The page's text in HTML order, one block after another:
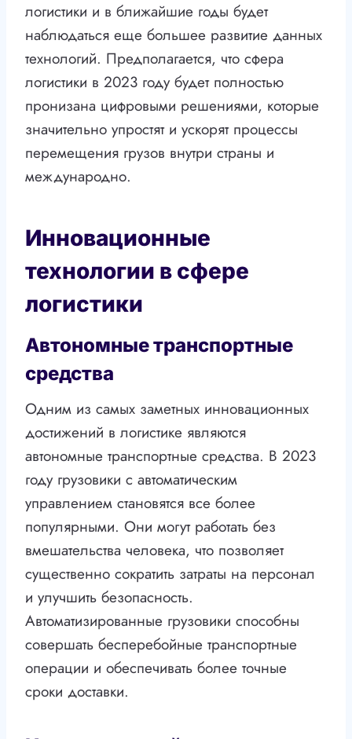
логистики и в ближайшие годы будет
наблюдаться еще большее развитие данных
технологий. Предполагается, что сфера
логистики в 2023 году будет полностью
пронизана цифровыми решениями, которые
значительно упростят и ускорят процессы
перемещения грузов внутри страны и
международно.
Инновационные
технологии в сфере
логистики
Автономные транспортные
средства
Одним из самых заметных инновационных
достижений в логистике являются
автономные транспортные средства. В 2023
году грузовики с автоматическим
управлением становятся все более
популярными. Они могут работать без
вмешательства человека, что позволяет
существенно сократить затраты на персонал
и улучшить безопасность.
Автоматизированные грузовики способны
совершать бесперебойные транспортные
операции и обеспечивать более точные
сроки доставки.